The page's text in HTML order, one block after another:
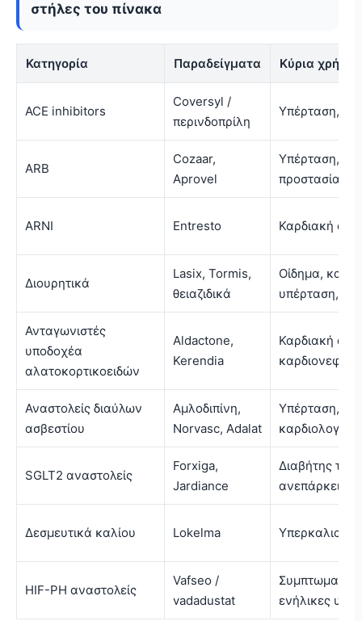
στήλες του πίνακα
Κατηγορία Παραδείγματα Κύρια χρήση
ACE inhibitors
Coversyl /
περινδοπρίλη
Υπέρταση,
ARB
Cozaar,
Aprovel
Υπέρταση,
προστασία σε
ARNI Entresto Καρδιακή
Διουρητικά
Lasix, Tormis,
θειαζιδικά
Οίδημα,
υπέρταση,
Ανταγωνιστές
υποδοχέα
αλατοκορτικοειδών
Aldactone,
Kerendia
Καρδιακή
Αναστολείς διαύλων
ασβεστίου
Αμλοδιπίνη,
Norvasc, Adalat
Υπέρταση,
SGLT2 αναστολείς
Forxiga,
Jardiance
Διαβήτης
ανεπάρκεια,
Δεσμευτικά καλίου Lokelma
HIF-PH αναστολείς
Vafseo /
vadadustat
ενήλικες υπό